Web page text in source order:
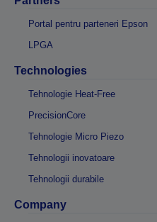
Portal pentru parteneri Epson
LPGA
Technologies
Tehnologie Heat-Free
PrecisionCore
Tehnologie Micro Piezo
Tehnologii inovatoare
Tehnologii durabile
Company